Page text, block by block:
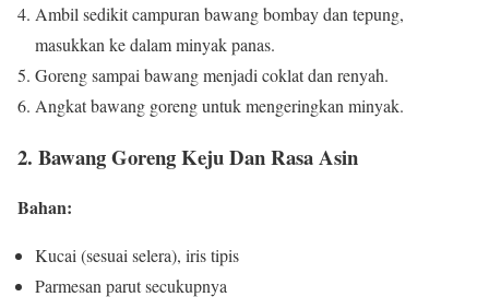
Ambil sedikit campuran bawang bombay dan tepung,
masukkan ke dalam minyak panas.
Goreng sampai bawang menjadi coklat dan renyah.
Angkat bawang goreng untuk mengeringkan minyak.
2. Bawang Goreng Keju Dan Rasa Asin
Bahan:
Kucai (sesuai selera), iris tipis
Parmesan parut secukupnya